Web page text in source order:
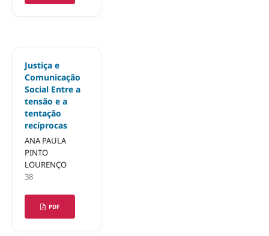
Justiça e
Comunicação
Social Entre a
tensão e a
tentação
recíprocas
ANA PAULA
PINTO
LOURENÇO
38
PDF